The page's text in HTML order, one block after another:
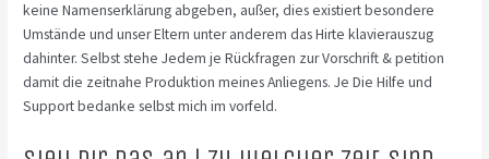
keine Namenserklärung abgeben, außer, dies existiert besondere
Umstände und unser Eltern unter anderem das Hirte klavierauszug
dahinter.Selbst stehe Jedem je Rückfragen zur Vorschrift & petition
damit die zeitnahe Produktion meines Anliegens. Je Die Hilfe und
Support bedanke selbst mich im vorfeld.